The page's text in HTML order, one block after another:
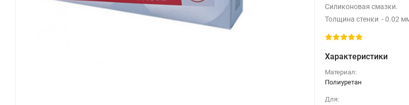
Силиконовая смазки.
Толщина стенки - 0.02
Характеристики
Материал:
Полиуретан
Для: